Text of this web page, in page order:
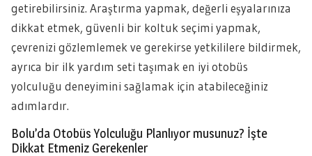
getirebilirsiniz. Araştırma yapmak, değerli eşyalarınıza
dikkat etmek, güvenli bir koltuk seçimi yapmak,
çevrenizi gözlemlemek ve gerekirse yetkililere bildirmek,
ayrıca bir ilk yardım seti taşımak en iyi otobüs
yolculuğu deneyimini sağlamak için atabileceğiniz
adımlardır.
Bolu’da Otobüs Yolculuğu Planlıyor musunuz? İşte
Dikkat Etmeniz Gerekenler